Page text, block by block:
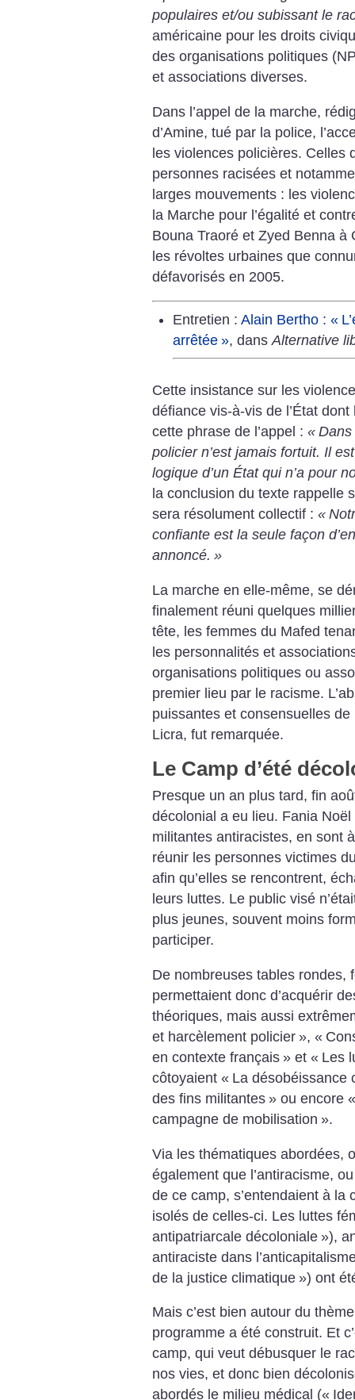
populaires et/ou subissant le
américaine pour les droits
des organisations politiques
et associations diverses.
Dans l’appel de la marche,
d’Amine, tué par la police,
les violences policières. Celles
personnes racisées et
larges mouvements : les
la Marche pour l’égalité et
Bouna Traoré et Zyed Benna
les révoltes urbaines que
défavorisés en 2005.
Entretien :Alain Bertho : «
arrêtée », dansAlternative
Cette insistance sur les
défiance vis-à-vis de l’État
cette phrase de l’appel : «
policier n’est jamais fortuit. Il
logique d’un État qui n’a pour
la conclusion du texte rappelle
sera résolument collectif : «
confiante est la seule façon
annoncé. »
La marche en elle-même, se
finalement réuni quelques
tête, les femmes du Mafed
les personnalités et
organisations politiques ou
premier lieu par le racisme.
puissantes et consensuelles
Licra, fut remarquée.
Le Camp d’été
Presque un an plus tard, fin
décolonial a eu lieu. Fania
militantes antiracistes, en sont
réunir les personnes victimes
afin qu’elles se rencontrent,
leurs luttes. Le public visé
plus jeunes, souvent moins
participer.
De nombreuses tables rondes,
permettaient donc d’acquérir
théoriques, mais aussi
et harcèlement policier », «
en contexte français » et « Les
côtoyaient « La désobéissance
des fins militantes » ou encore «
campagne de mobilisation ».
Via les thématiques abordées,
également que l’antiracisme,
de ce camp, s’entendaient à
isolés de celles-ci. Les luttes
antipatriarcale décoloniale »),
antiraciste dans
de la justice climatique ») ont
Mais c’est bien autour du
programme a été construit. Et
camp, qui veut débusquer le
nos vies, et donc bien
abordés le milieu médical («